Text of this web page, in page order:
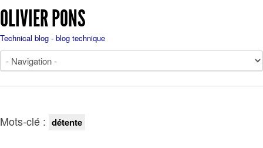
OLIVIER PONS
Technical blog - blog technique
Mots-clé : détente